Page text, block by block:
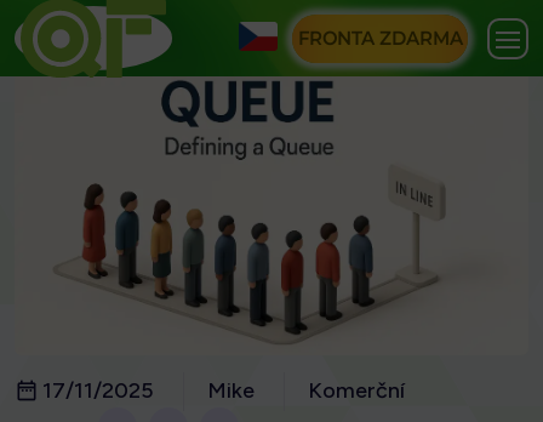
FRONTA ZDARMA
17/11/2025 Mike Komerční